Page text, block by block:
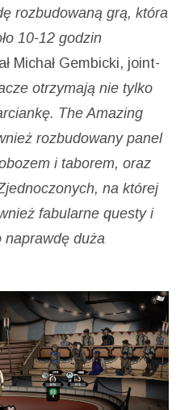
rozbudowaną grą, która
10-12 godzin
Michał Gembicki, joint-
otrzymają nie tylko
The Amazing
rozbudowany panel
i taborem, oraz
na której
fabularne questy i
naprawdę duża